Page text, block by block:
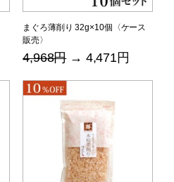
まぐろ薄削り 32g×10個〈ケース
販売〉
4,968円→ 4,471円